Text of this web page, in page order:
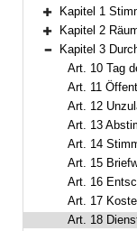
Bereich reduzieren
Bereich
Kapitel 1
Bereich
Kapitel 2
Bereich
Kapitel 3
Art. 10 Tag
Art. 11
Art. 12 Unzulässige
Art. 13
Art. 14
Art. 15
Art. 16
Art. 17
Art. 18